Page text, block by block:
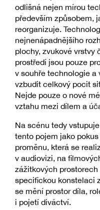
odlišná nejen mírou
především způsobem,
reorganizuje.
nejnenápadnějšího
plochy, zvukové vrstvy
prostředí jsou pouze
v souhře technologie a
vzbudit celkový pocit
Nejde pouze o nové
vztahu mezi dílem a
Na scénu tedy vstupuje
tento pojem jako
proměnu, která se
v audiovizi, na
zážitkových
specifickou konstelaci
se mění prostor díla,
i pojetí diváctví.